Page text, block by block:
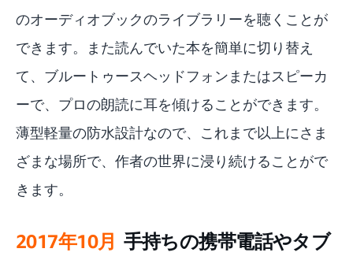
のオーディオブックのライブラリーを聴くことが
できます。また読んでいた本を簡単に切り替え
て、ブルートゥースヘッドフォンまたはスピーカ
ーで、プロの朗読に耳を傾けることができます。
薄型軽量の防水設計なので、これまで以上にさま
ざまな場所で、作者の世界に浸り続けることがで
きます。
2017年10月 手持ちの携帯電話やタブ